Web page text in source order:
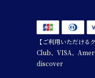
【ご利用いただけ
Club、VISA、
discover